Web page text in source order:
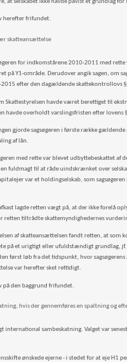
at selskabet ikke havde påvist et grundlag
herefter frifundet.
skatteansættelse
for indkomstårene 2010-2011 med
på Y1-område. Derudover angik sagen, om
efter den dagældende skattekontrollovs §
Skattestyrelsen havde været berettiget til
havde overholdt varslingsfristen efter
gjorde sagsøgeren i første række
af lån.
med rette var blevet udbyttebeskattet
fuldmagt til at råde uindskrænket over
var et holdingselskab, som
lagde retten vægt på, at der ikke forelå
retten tiltrådte skattemyndighedernes
af skatteansættelsen fandt retten, at som
på et urigtigt eller ufuldstændigt grundlag,
først løb fra det tidspunkt, hvor
var herefter sket rettidigt.
på den baggrund frifundet.
hvis der gennemføres en spaltning og
international sambeskatning. Valget var
ønskede ejerne - i stedet for at eje H1